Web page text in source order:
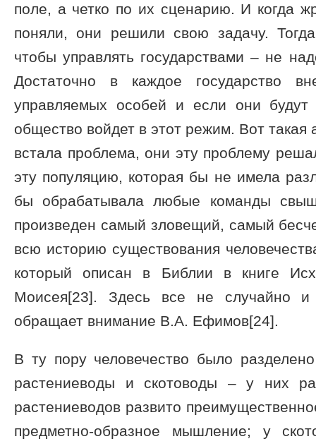
поле, а четко по их сценарию. И когда
поняли, они решили свою задачу.
чтобы управлять государствами – не
Достаточно в каждое государство
управляемых особей и если они будут
общество войдет в этот режим. Вот такая
встала проблема, они эту проблему
эту популяцию, которая бы не имела
бы обрабатывала любые команды
произведен самый зловещий, самый
всю историю существования
который описан в Библии в книге
Моисея[23]. Здесь все не случайно
обращает внимание В.А. Ефимов[24].
В ту пору человечество было
растениеводы и скотоводы – у них
растениеводов развито
предметно-образное мышление; у